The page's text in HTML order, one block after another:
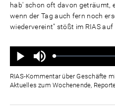
hab' schon oft davon geträumt,
wenn der Tag auch fern noch
wiedervereint" stößt im RIAS auf
Wiedergabe
Ton
aus
Geladen:
Status:
RIAS-Kommentar über Geschäfte
Aktuelles zum Wochenende,